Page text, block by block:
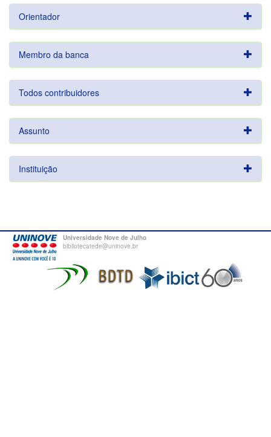
Orientador
Membro da banca
Todos contribuidores
Assunto
Instituição
Universidade Nove de Julho
bibliotecatede@uninove.br